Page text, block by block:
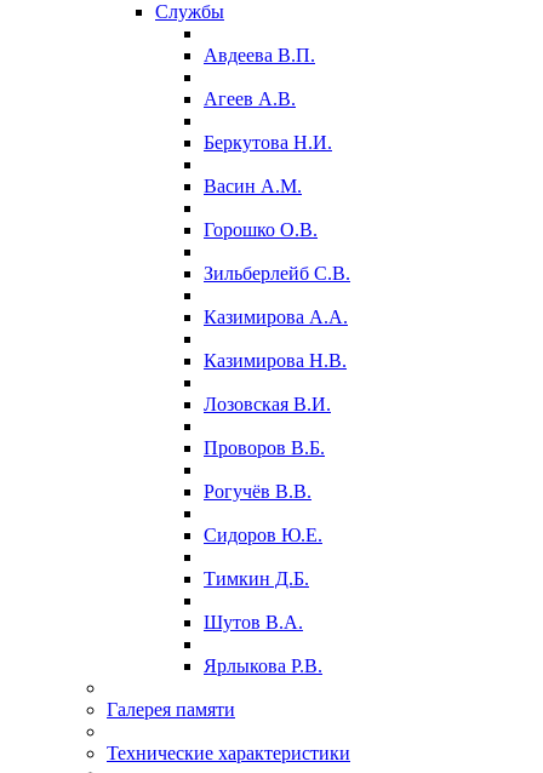
Службы
Авдеева В.П.
Агеев А.В.
Беркутова Н.И.
Васин А.М.
Горошко О.В.
Зильберлейб С.В.
Казимирова А.А.
Казимирова Н.В.
Лозовская В.И.
Проворов В.Б.
Рогучёв В.В.
Сидоров Ю.Е.
Тимкин Д.Б.
Шутов В.А.
Ярлыкова Р.В.
Галерея памяти
Технические характеристики